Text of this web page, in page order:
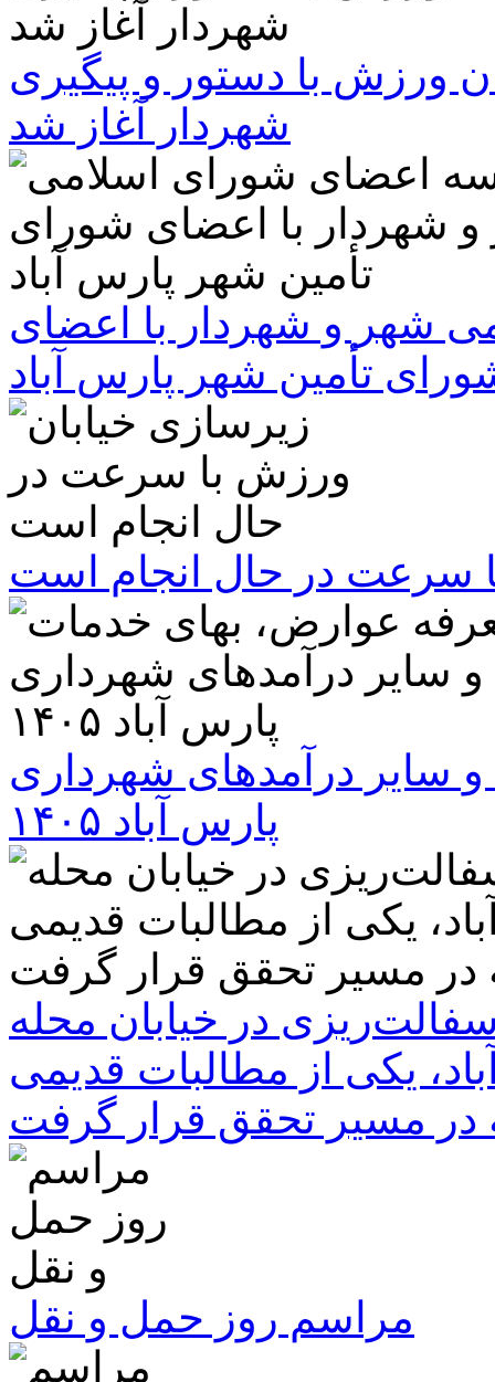
ورزش با دستور و پیگیری
شهردار آغاز شد
شهر و شهردار با اعضای
تأمین شهر پارس آباد
سرعت در حال انجام است
سایر درآمدهای شهرداری
پارس آباد ۱۴۰۵
در خیابان محله
یکی از مطالبات قدیمی
در مسیر تحقق قرار گرفت
مراسم روز حمل و نقل